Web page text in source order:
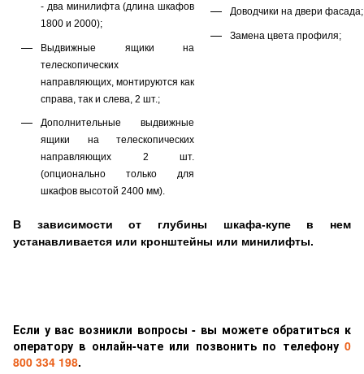
- два минилифта (длина шкафов
1800 и 2000);
Выдвижные ящики на
телескопических
направляющих, монтируются как
справа, так и слева, 2 шт.;
Дополнительные выдвижные
ящики на телескопических
направляющих 2 шт.
(опционально только для
шкафов высотой 2400 мм).
Доводчики на двери фасада;
Замена цвета профиля;
В зависимости от глубины шкафа-купе в нем
устанавливается или кронштейны или минилифты.
Если у вас возникли вопросы - вы можете обратиться к
оператору в онлайн-чате или позвонить по телефону 0
800 334 198.